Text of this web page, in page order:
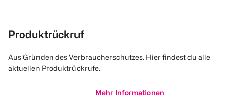
Produktrückruf
Aus Gründen des Verbraucherschutzes. Hier findest du alle
aktuellen Produktrückrufe.
Mehr Informationen